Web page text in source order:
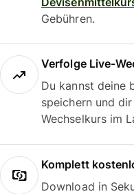
Gebühren.
Verfolge Live-
Du kannst deine
speichern und
Wechselkurs im
Komplett
Download in